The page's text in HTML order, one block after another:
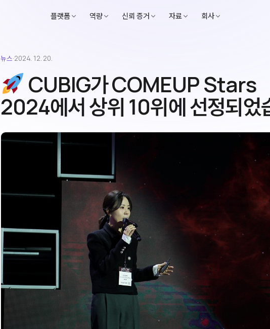
플랫폼 역량 신뢰 증거 자료 회사
뉴스·2024. 12. 20.
CUBIG가 COMEUP Stars
2024에서 상위 10위에 선정되었